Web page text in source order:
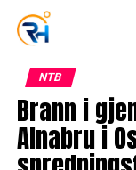
NTB
Brann i
Alnabru i